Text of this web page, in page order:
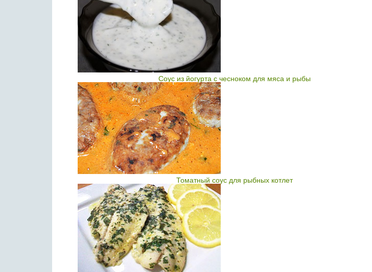
Соус из йогурта с чесноком для мяса и рыбы
Томатный соус для рыбных котлет